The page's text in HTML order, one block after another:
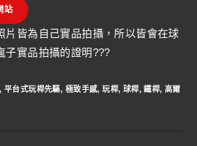
站
片皆為自己實品拍攝，所以皆會在球
子實品拍攝的證明???
, 平台式玩桿先驅, 極致手感, 玩桿, 球桿, 鐵桿, 高爾